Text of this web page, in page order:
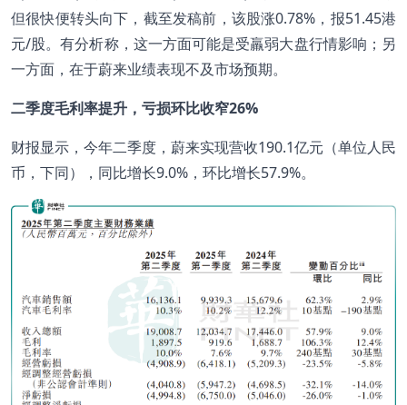
但很快便转头向下，截至发稿前，该股涨0.78%，报51.45港
元/股。有分析称，这一方面可能是受羸弱大盘行情影响；另
一方面，在于蔚来业绩表现不及市场预期。
二季度毛利率提升，亏损环比收窄26%
财报显示，今年二季度，蔚来实现营收190.1亿元（单位人民
币，下同），同比增长9.0%，环比增长57.9%。